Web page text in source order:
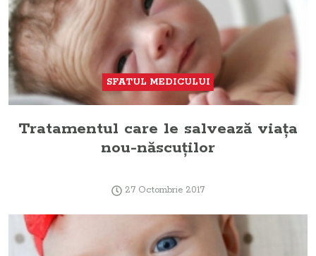
SFATUL MEDICULUI
Tratamentul care le salvează viaţa
nou-născuţilor
27 Octombrie 2017